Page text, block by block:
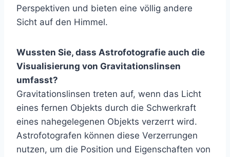
Perspektiven und bieten eine völlig andere
Sicht auf den Himmel.
Wussten Sie, dass Astrofotografie auch die
Visualisierung von Gravitationslinsen
umfasst?
Gravitationslinsen treten auf, wenn das Licht
eines fernen Objekts durch die Schwerkraft
eines nahegelegenen Objekts verzerrt wird.
Astrofotografen können diese Verzerrungen
nutzen, um die Position und Eigenschaften von